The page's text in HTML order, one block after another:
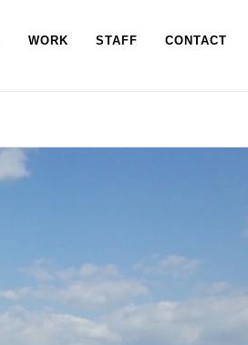
WORK STAFF CONTACT